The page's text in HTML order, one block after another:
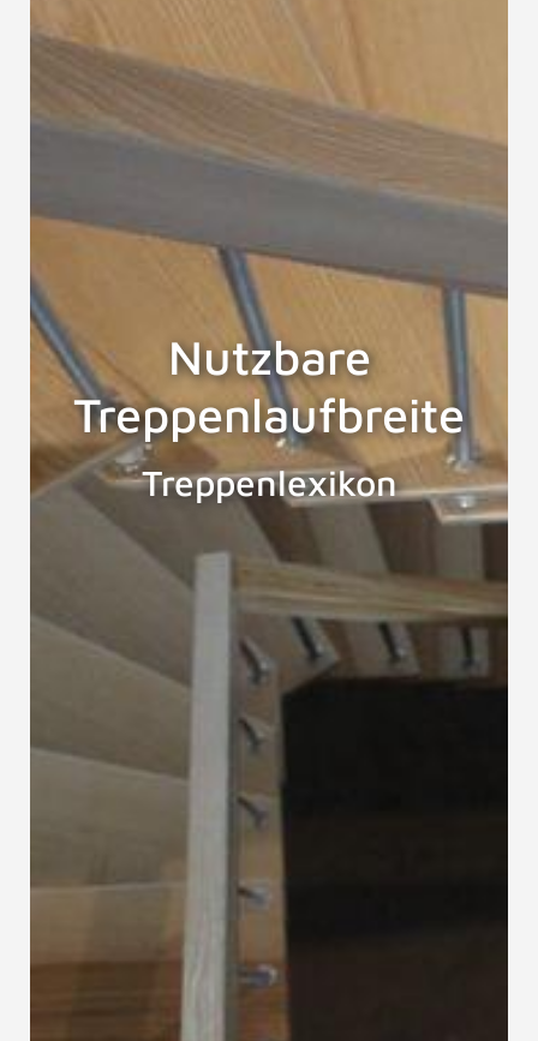
Nutzbare
Treppenlaufbreite
Treppenlexikon